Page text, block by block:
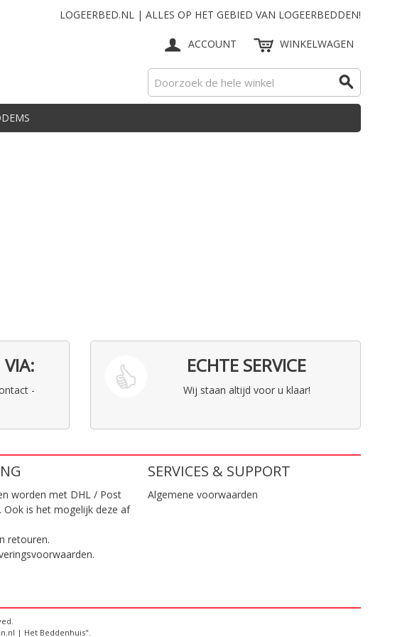
LOGEERBED.NL | ALLES OP HET GEBIED VAN LOGEERBEDDEN!
ACCOUNT WINKELWAGEN
VIA:
-
ECHTE SERVICE
Wij staan altijd voor u klaar!
worden met DHL / Post
Ook is het mogelijk deze af
retouren.
.
SERVICES & SUPPORT
Algemene voorwaarden
| Het Beddenhuis".